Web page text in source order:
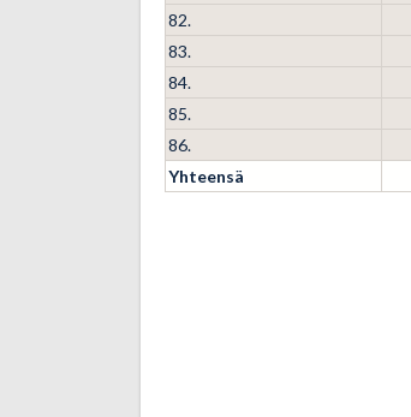
82.
83.
84.
85.
86.
Yhteensä